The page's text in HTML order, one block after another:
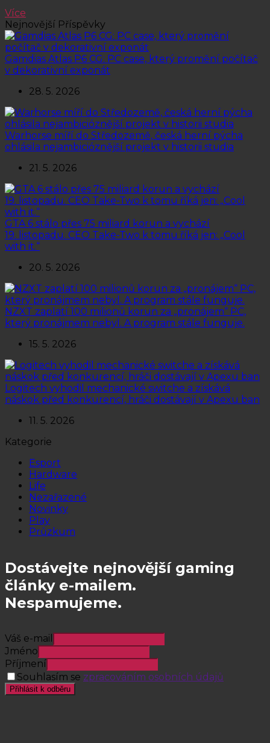
Více
Nejnovější Příspěvky
Gamdias Atlas P6 CG: PC case, který promění počítač
v dekorativní exponát
28. 5. 2026
Warhorse míří do Středozemě, česká herní pýcha
ohlásila nejambicióznější projekt v historii studia
21. 5. 2026
GTA 6 stálo přes 75 miliard korun a vychází
19. listopadu. CEO Take-Two k tomu říká jen: „Cool
with it.“
20. 5. 2026
NZXT zaplatí 100 milionů korun za „pronájem“ PC,
který pronájmem nebyl. A program stále funguje.
15. 5. 2026
Logitech vyhodil mechanické switche a získává
náskok před konkurencí, hráči dostávají v Apexu ban
11. 5. 2026
Kategorie
Esport
Hardware
Life
Nezařazené
Novinky
Play
Průzkum
Dostávejte nejnovější gaming
články e-mailem.
Nespamujeme.
Váš e-mail
Jméno
Příjmení
Souhlasím se zpracováním osobních údajů
Přihlásit k odběru